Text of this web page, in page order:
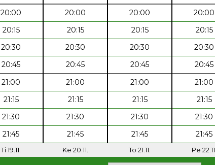
20:00 20:00 20:00 20:00
20:15 20:15 20:15 20:15
20:30 20:30 20:30 20:30
20:45 20:45 20:45 20:45
21:00 21:00 21:00 21:00
21:15 21:15 21:15 21:15
21:30 21:30 21:30 21:30
21:45 21:45 21:45 21:45
Ti 19.11. Ke 20.11. To 21.11. Pe 22.11.